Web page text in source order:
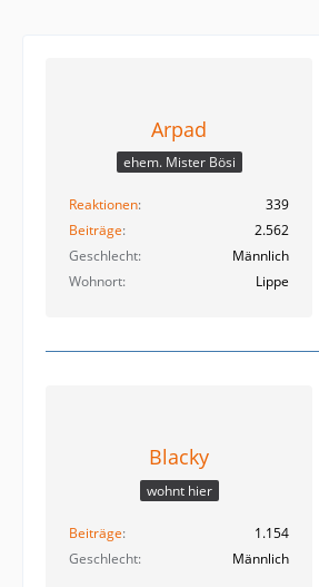
Arpad
ehem. Mister Bösi
Reaktionen
339
Beiträge
2.562
Geschlecht
Männlich
Wohnort
Lippe
Blacky
wohnt hier
Beiträge
1.154
Geschlecht
Männlich